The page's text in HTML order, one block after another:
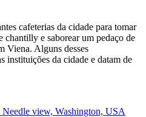
cafeterias da cidade para tomar
chantilly e saborear um pedaço de
Viena. Alguns desses
instituições da cidade e datam de